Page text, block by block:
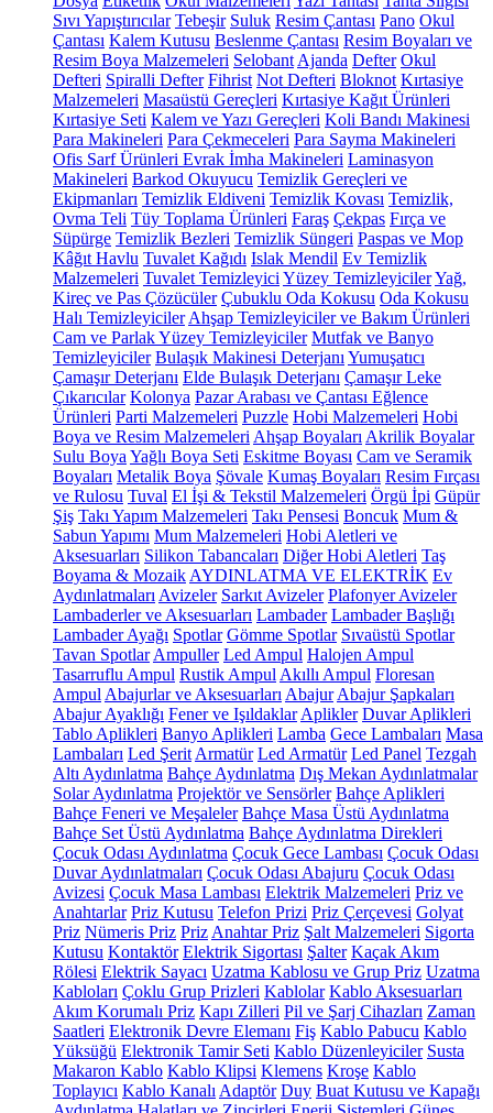
Sıvı Yapıştırıcılar Tebeşir Suluk Resim Çantası Pano Okul
Çantası Kalem Kutusu Beslenme Çantası Resim Boyaları ve
Resim Boya Malzemeleri Selobant Ajanda Defter Okul
Defteri Spiralli Defter Fihrist Not Defteri Bloknot Kırtasiye
Malzemeleri Masaüstü Gereçleri Kırtasiye Kağıt Ürünleri
Kırtasiye Seti Kalem ve Yazı Gereçleri Koli Bandı Makinesi
Para Makineleri Para Çekmeceleri Para Sayma Makineleri
Ofis Sarf Ürünleri Evrak İmha Makineleri Laminasyon
Makineleri Barkod Okuyucu Temizlik Gereçleri ve
Ekipmanları Temizlik Eldiveni Temizlik Kovası Temizlik,
Ovma Teli Tüy Toplama Ürünleri Faraş Çekpas Fırça ve
Süpürge Temizlik Bezleri Temizlik Süngeri Paspas ve Mop
Kâğıt Havlu Tuvalet Kağıdı Islak Mendil Ev Temizlik
Malzemeleri Tuvalet Temizleyici Yüzey TemizleyicilerYağ,
Kireç ve Pas Çözücüler Çubuklu Oda Kokusu Oda Kokusu
Halı Temizleyiciler Ahşap Temizleyiciler ve Bakım Ürünleri
Cam ve Parlak Yüzey Temizleyiciler Mutfak ve Banyo
Temizleyiciler Bulaşık Makinesi Deterjanı Yumuşatıcı
Çamaşır Deterjanı Elde Bulaşık Deterjanı Çamaşır Leke
Çıkarıcılar Kolonya Pazar Arabası ve Çantası Eğlence
Ürünleri Parti Malzemeleri Puzzle Hobi Malzemeleri Hobi
Boya ve Resim Malzemeleri Ahşap Boyaları Akrilik Boyalar
Sulu Boya Yağlı Boya Seti Eskitme Boyası Cam ve Seramik
Boyaları Metalik Boya Şövale Kumaş Boyaları Resim Fırçası
ve Rulosu Tuval El İşi & Tekstil Malzemeleri Örgü İpi Güpür
Şiş Takı Yapım Malzemeleri Takı Pensesi Boncuk Mum &
Sabun Yapımı Mum Malzemeleri Hobi Aletleri ve
Aksesuarları Silikon Tabancaları Diğer Hobi Aletleri Taş
Boyama & Mozaik AYDINLATMA VE ELEKTRİK Ev
Aydınlatmaları Avizeler Sarkıt Avizeler Plafonyer Avizeler
Lambaderler ve Aksesuarları Lambader Lambader Başlığı
Lambader Ayağı Spotlar Gömme Spotlar Sıvaüstü Spotlar
Tavan Spotlar Ampuller Led Ampul Halojen Ampul
Tasarruflu Ampul Rustik Ampul Akıllı Ampul Floresan
Ampul Abajurlar ve Aksesuarları Abajur Abajur Şapkaları
Abajur Ayaklığı Fener ve Işıldaklar Aplikler Duvar Aplikleri
Tablo Aplikleri Banyo Aplikleri Lamba Gece Lambaları Masa
Lambaları Led Şerit Armatür Led Armatür Led Panel Tezgah
Altı Aydınlatma Bahçe Aydınlatma Dış Mekan Aydınlatmalar
Solar Aydınlatma Projektör ve Sensörler Bahçe Aplikleri
Bahçe Feneri ve Meşaleler Bahçe Masa Üstü Aydınlatma
Bahçe Set Üstü Aydınlatma Bahçe Aydınlatma Direkleri
Çocuk Odası Aydınlatma Çocuk Gece Lambası Çocuk Odası
Duvar Aydınlatmaları Çocuk Odası Abajuru Çocuk Odası
Avizesi Çocuk Masa Lambası Elektrik Malzemeleri Priz ve
Anahtarlar Priz Kutusu Telefon Prizi Priz Çerçevesi Golyat
Priz Nümeris Priz Priz Anahtar Priz Şalt Malzemeleri Sigorta
Kutusu Kontaktör Elektrik Sigortası Şalter Kaçak Akım
Rölesi Elektrik Sayacı Uzatma Kablosu ve Grup Priz Uzatma
Kabloları Çoklu Grup Prizleri Kablolar Kablo Aksesuarları
Akım Korumalı Priz Kapı Zilleri Pil ve Şarj Cihazları Zaman
Saatleri Elektronik Devre Elemanı Fiş Kablo Pabucu Kablo
Yüksüğü Elektronik Tamir Seti Kablo Düzenleyiciler Susta
Makaron Kablo Kablo Klipsi Klemens Kroşe Kablo
Toplayıcı Kablo Kanalı Adaptör Duy Buat Kutusu ve Kapağı